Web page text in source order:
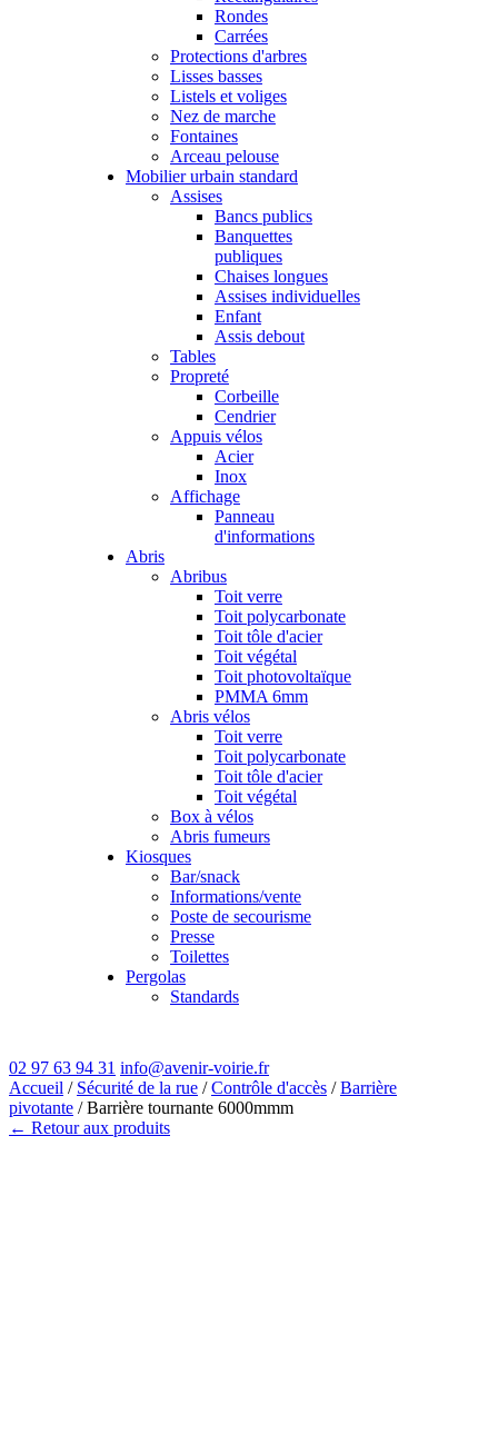
Rondes
Carrées
Protections d'arbres
Lisses basses
Listels et voliges
Nez de marche
Fontaines
Arceau pelouse
Mobilier urbain standard
Assises
Bancs publics
Banquettes
publiques
Chaises longues
Assises individuelles
Enfant
Assis debout
Tables
Propreté
Corbeille
Cendrier
Appuis vélos
Acier
Inox
Affichage
Panneau
d'informations
Abris
Abribus
Toit verre
Toit polycarbonate
Toit tôle d'acier
Toit végétal
Toit photovoltaïque
PMMA 6mm
Abris vélos
Toit verre
Toit polycarbonate
Toit tôle d'acier
Toit végétal
Box à vélos
Abris fumeurs
Kiosques
Bar/snack
Informations/vente
Poste de secourisme
Presse
Toilettes
Pergolas
Standards
02 97 63 94 31 info@avenir-voirie.fr
Accueil / Sécurité de la rue /Contrôle d'accès /Barrière
pivotante / Barrière tournante 6000mmm
← Retour aux produits